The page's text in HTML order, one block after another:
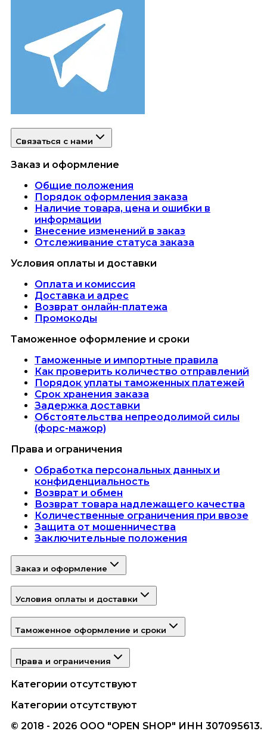
Связаться с нами
Заказ и оформление
Общие положения
Порядок оформления заказа
Наличие товара, цена и ошибки в
информации
Внесение изменений в заказ
Отслеживание статуса заказа
Условия оплаты и доставки
Оплата и комиссия
Доставка и адрес
Возврат онлайн-платежа
Промокоды
Таможенное оформление и сроки
Таможенные и импортные правила
Как проверить количество отправлений
Порядок уплаты таможенных платежей
Срок хранения заказа
Задержка доставки
Обстоятельства непреодолимой силы
(форс-мажор)
Права и ограничения
Обработка персональных данных и
конфиденциальность
Возврат и обмен
Возврат товара надлежащего качества
Количественные ограничения при ввозе
Защита от мошенничества
Заключительные положения
Заказ и оформление
Условия оплаты и доставки
Таможенное оформление и сроки
Права и ограничения
Категории отсутствуют
Категории отсутствуют
© 2018 - 2026 ООО "OPEN SHOP" ИНН 307095613.